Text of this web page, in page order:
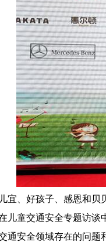
宜、好孩子、感恩和贝
儿童交通安全专题访谈
通安全领域存在的问题